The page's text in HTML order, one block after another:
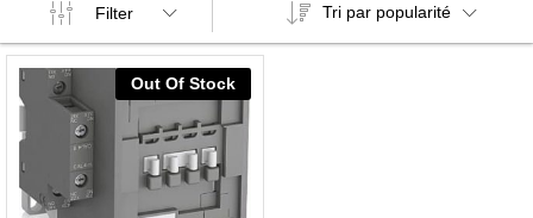
Filter Tri par popularité
Out Of Stock